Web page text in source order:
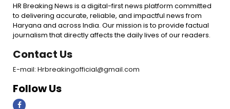
HR Breaking News is a digital-first news platform committed
to delivering accurate, reliable, and impactful news from
Haryana and across India. Our mission is to provide factual
journalism that directly affects the daily lives of our readers.
Contact Us
E-mail: Hrbreakingofficial@gmail.com
Follow Us